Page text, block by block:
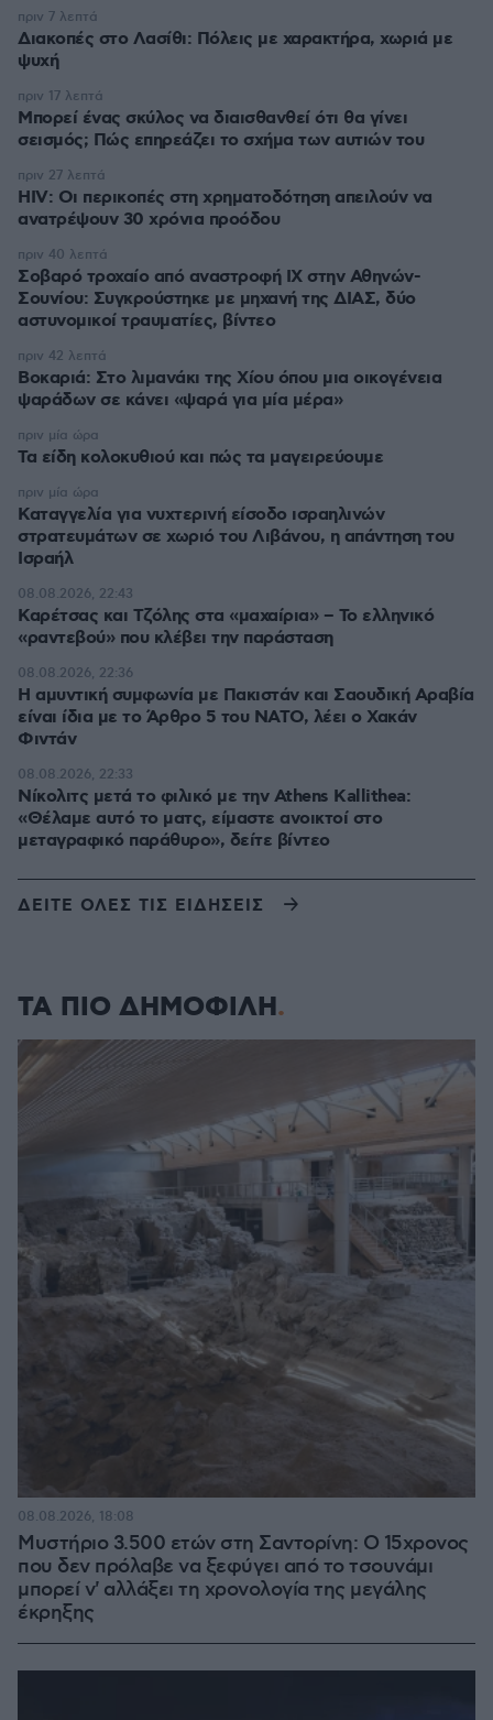
Διακοπές στο Λασίθι: Πόλεις με χαρακτήρα, χωριά με
ψυχή
πριν 7 λεπτά
Μπορεί ένας σκύλος να διαισθανθεί ότι θα γίνει
σεισμός; Πώς επηρεάζει το σχήμα των αυτιών του
πριν 17 λεπτά
HIV: Οι περικοπές στη χρηματοδότηση απειλούν να
ανατρέψουν 30 χρόνια προόδου
πριν 27 λεπτά
Σοβαρό τροχαίο από αναστροφή ΙΧ στην Αθηνών-
Σουνίου: Συγκρούστηκε με μηχανή της ΔΙΑΣ, δύο
αστυνομικοί τραυματίες, βίντεο
πριν 40 λεπτά
Βοκαριά: Στο λιμανάκι της Χίου όπου μια οικογένεια
ψαράδων σε κάνει «ψαρά για μία μέρα»
πριν 42 λεπτά
Τα είδη κολοκυθιού και πώς τα μαγειρεύουμε
πριν μία ώρα
Καταγγελία για νυχτερινή είσοδο ισραηλινών
στρατευμάτων σε χωριό του Λιβάνου, η απάντηση του
Ισραήλ
πριν μία ώρα
Καρέτσας και Τζόλης στα «μαχαίρια» – Το ελληνικό
«ραντεβού» που κλέβει την παράσταση
08.08.2026, 22:43
Η αμυντική συμφωνία με Πακιστάν και Σαουδική Αραβία
είναι ίδια με το Άρθρο 5 του ΝΑΤΟ, λέει ο Χακάν
Φιντάν
08.08.2026, 22:36
Νίκολιτς μετά το φιλικό με την Athens Kallithea:
«Θέλαμε αυτό το ματς, είμαστε ανοικτοί στο
μεταγραφικό παράθυρο», δείτε βίντεο
08.08.2026, 22:33
ΔΕΙΤΕ ΟΛΕΣ ΤΙΣ ΕΙΔΗΣΕΙΣ
ΤΑ ΠΙΟ ΔΗΜΟΦΙΛΗ
Μυστήριο 3.500 ετών στη Σαντορίνη: Ο 15χρονος
που δεν πρόλαβε να ξεφύγει από το τσουνάμι
μπορεί ν' αλλάξει τη χρονολογία της μεγάλης
έκρηξης
08.08.2026, 18:08